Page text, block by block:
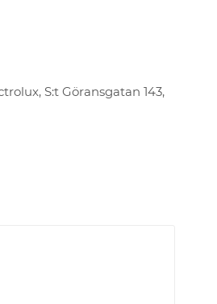
S:t Göransgatan 143,